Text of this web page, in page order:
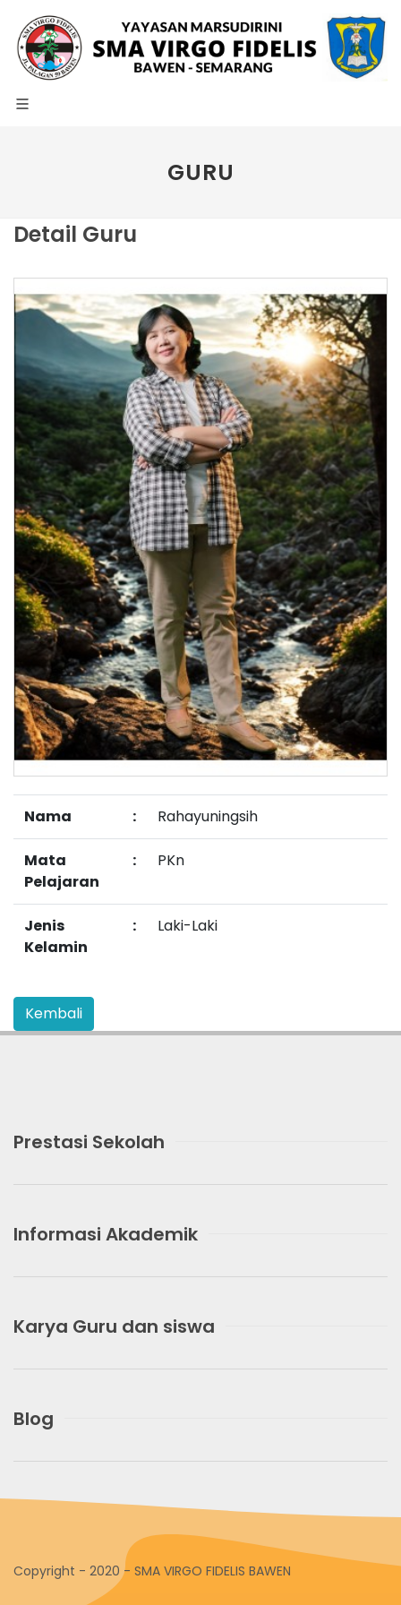
GURU
Detail Guru
Nama : Rahayuningsih
Mata
Pelajaran
: PKn
Jenis
Kelamin
: Laki-Laki
Prestasi Sekolah
Informasi Akademik
Karya Guru dan siswa
Blog
Copyright - 2020 - SMA VIRGO FIDELIS BAWEN